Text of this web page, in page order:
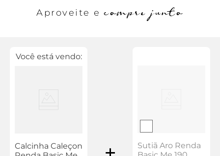
Aproveite ecompre junto
Você está vendo:
Calcinha Caleçon
Sutiã Aro Renda